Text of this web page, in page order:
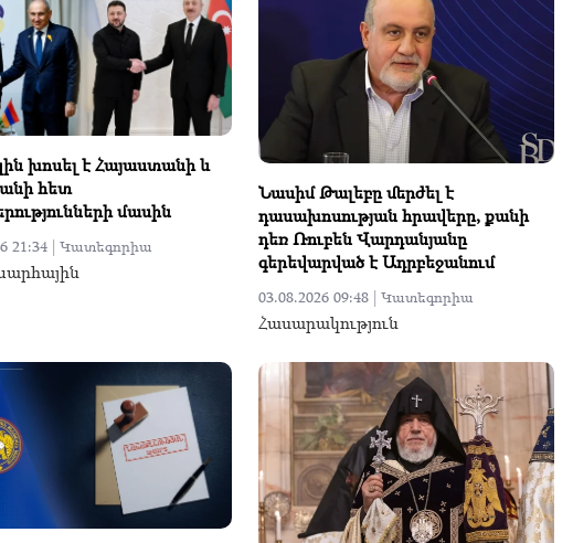
խոսել է Հայաստանի և
հետ
մասին
21:34 | Կատեգորիա
Նասիմ Թալեբը մերժել է
դասախոսության հրավերը, քանի
դեռ Ռուբեն Վարդանյանը
գերեվարված է Ադրբեջանում
03.08.2026 09:48 | Կատեգորիա
Հասարակություն